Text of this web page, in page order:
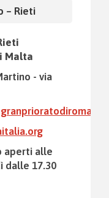
– Rieti
Malta
- via
aperti alle
dalle 17.30